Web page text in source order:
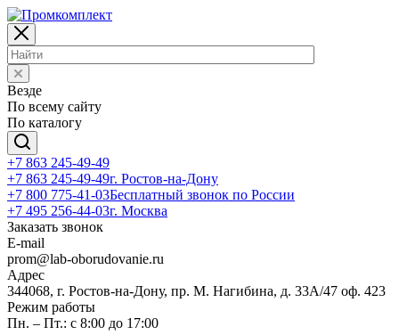
Везде
По всему сайту
По каталогу
+7 863 245-49-49
+7 863 245-49-49г. Ростов-на-Дону
+7 800 775-41-03Бесплатный звонок по России
+7 495 256-44-03г. Москва
Заказать звонок
E-mail
prom@lab-oborudovanie.ru
Адрес
344068, г. Ростов-на-Дону, пр. М. Нагибина, д. 33А/47 оф. 423
Режим работы
Пн. – Пт.: с 8:00 до 17:00